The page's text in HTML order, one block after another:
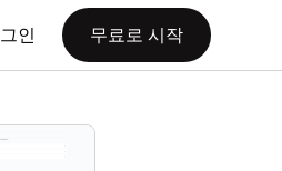
인 무료로 시작